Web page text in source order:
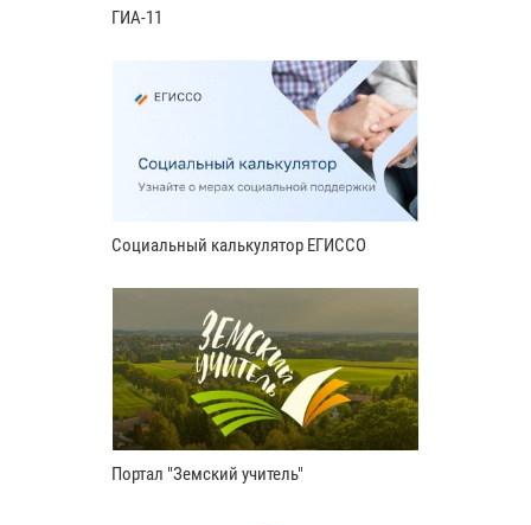
ГИА-11
Социальный калькулятор ЕГИССО
Портал "Земский учитель"